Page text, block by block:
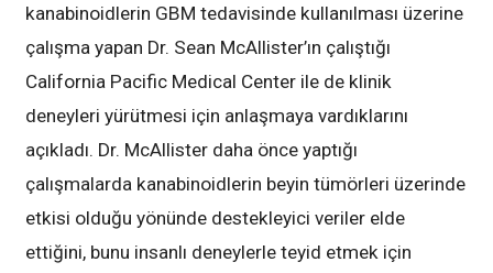
kanabinoidlerin GBM tedavisinde kullanılması üzerine
çalışma yapan Dr. Sean McAllister’ın çalıştığı
California Pacific Medical Center ile de klinik
deneyleri yürütmesi için anlaşmaya vardıklarını
açıkladı. Dr. McAllister daha önce yaptığı
çalışmalarda kanabinoidlerin beyin tümörleri üzerinde
etkisi olduğu yönünde destekleyici veriler elde
ettiğini, bunu insanlı deneylerle teyid etmek için